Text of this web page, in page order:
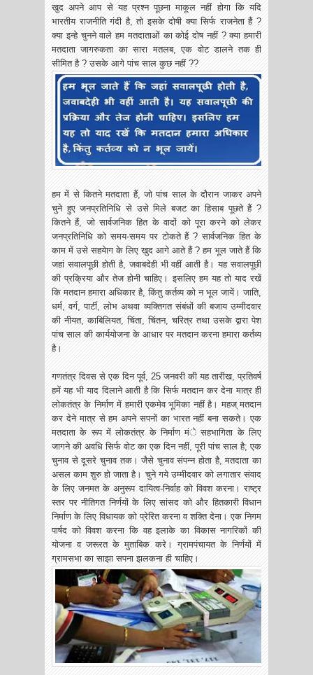
खुद अपने आप से यह प्रश्न पूछना माकूल नहीं होगा कि यदि
भारतीय राजनीति गंदी है, तो इसके दोषी क्या सिर्फ राजनेता हैं ?
क्या इन्हे चुनने वाले हम मतदाताओं का कोई दोष नहीं ? क्या हमारी
मतदाता जागरुकता का सारा मतलब, एक वोट डालने तक ही
सीमित है ? उसके आगे पांच साल कुछ नहीं ??
हम में से कितने मतदाता हैं, जो पांच साल के दौरान जाकर अपने
चुने हुए जनप्रतिनिधि से उसे मिले बजट का हिसाब पूछते हैं ?
कितने हैं, जो सार्वजनिक हित के वादों को पूरा करने को लेकर
जनप्रतिनिधि को समय-समय पर टोकते हैं ? सार्वजनिक हित के
काम में उसे सहयेाग के लिए खुद आगे आते हैं ? हम भूल जाते हैं कि
जहां सवालपूछी होती है, जवाबदेही भी वहीं आती है। यह सवालपूछी
की प्रक्रिया और तेज होनी चाहिए। इसलिए हम यह तो याद रखें
कि मतदान हमारा अधिकार है, किंतु कर्तव्य को न भूल जायें। जाति,
धर्म, वर्ग, पार्टी, लोभ अथवा व्यक्तिगत संबंधों की बजाय उम्मीदवार
की नीयत, काबिलियत, चिंता, चिंतन, चरित्र तथा उसके द्वारा पेश
पांच साल की कार्ययोजना के आधार पर मतदान करना हमारा कर्तव्य
है।
गणतंत्र दिवस से एक दिन पूर्व, 25 जनवरी की यह तारीख, प्रतिवर्ष
हमें यह भी याद दिलाने आती है कि सिर्फ मतदान कर देना मात्र ही
लोकतंत्र के निर्माण में हमारी एकमेव भूमिका नहीं है। महज् मतदान
कर देने मात्र से हम अपने सपनों का भारत नहीं बना सकते। एक
मतदाता के रूप में लोकतंत्र के निर्माण मंे सहभागिता के लिए
जागने की अवधि सिर्फ वोट का एक दिन नहीं, पूरी पांच साल है; एक
चुनाव से दूसरे चुनाव तक। जैसे चुनाव संपन्न होता है, मतदाता का
असल काम शुरु हो जाता है। चुने गये उम्मीदवार को लगातार संवाद
के लिए जनमत के अनुरूप दायित्व-निर्वाह को विवश करना। राष्ट्र
स्तर पर नीतिगत निर्णयों के लिए सांसद को और हितकारी विधान
निर्माण के लिए विधायक को प्रेरित करना व शक्ति देना। एक निगम
पार्षद को विवश करना कि वह इलाके का विकास नागरिकों की
योजना व जरूरत के मुताबिक करे। ग्रामपंचायत के निर्णयों में
ग्रामसभा का साझा सपना झलकना ही चाहिए।